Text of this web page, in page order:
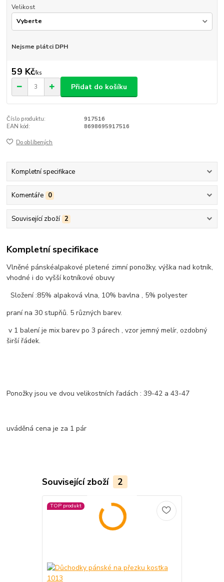
Velikost
Nejsme plátci DPH
59 Kč/ks
Přidat do košíku
Číslo produktu:
917516
EAN kód:
8698695917516
Do oblíbených
Kompletní specifikace
Komentáře 0
Související zboží 2
Kompletní specifikace
Vlněné pánskéalpakové pletené zimní ponožky, výška nad kotník,
vhodné i do vyšší kotníkové obuvy
Složení :85% alpaková vlna, 10% bavlna , 5% polyester
praní na 30 stupňů. 5 různých barev.
v 1 balení je mix barev po 3 párech , vzor jemný melír, ozdobný
širší řádek.
Ponožky jsou ve dvou velikostních řadách : 39-42 a 43-47
uváděná cena je za 1 pár
Související zboží 2
TOP produkt